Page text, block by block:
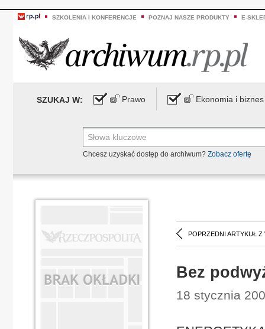
SZKOLENIA I KONFERENCJE POZNAJ NASZE PRODUKTY E-
SZUKAJ W: Prawo Ekonomia i biznes
Chcesz uzyskać dostęp do archiwum? Zobacz ofertę
POPRZEDNI ARTYKUŁ Z
Bez
18 stycznia